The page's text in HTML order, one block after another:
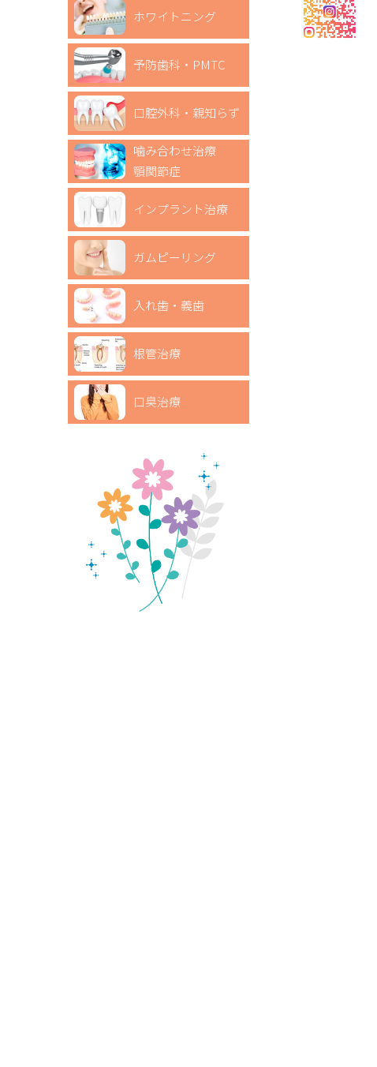
ホワイトニング
予防歯科・PMTC
口腔外科・親知らず
噛み合わせ治療
顎関節症
インプラント治療
ガムピーリング
入れ歯・義歯
根管治療
口臭治療